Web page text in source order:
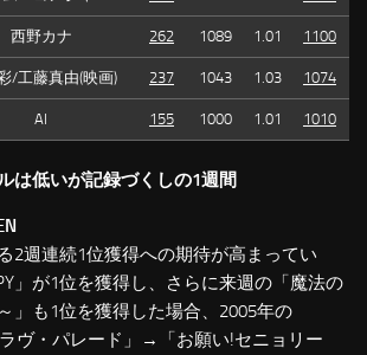
西野カナ 262 1089 1.01 1100
/工藤真由(映画) 237 1043 1.03 1074
AI 155 1000 1.01 1010
は低いが記録づくしの1週間
2週連続1位獲得への期待が高まってい
」が1位を獲得し、さらに来週の「魔法の
」も1位を獲得した場合、2005年の
ラヴ・パレード」→「お願い!セニョリー